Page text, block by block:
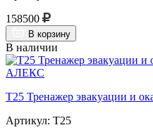
158500
В корзину
В наличии
Т25 Тренажер эвакуации и
Артикул: Т25